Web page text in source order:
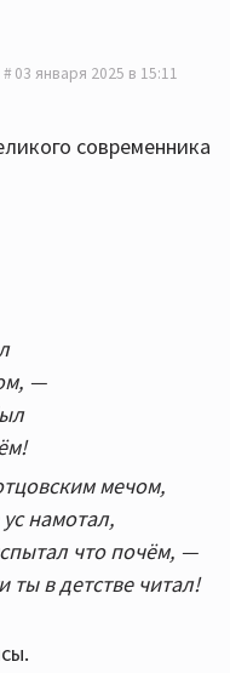
03 января 2025 в 15:11
современника
—
мечом,
намотал,
что почём, —
ты в детстве читал!